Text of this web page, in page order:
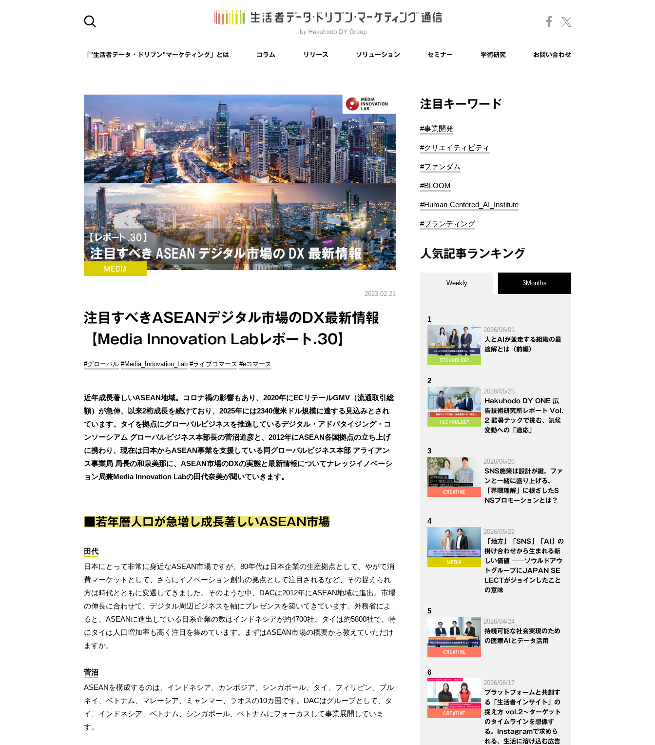
「"生活者データ・ドリブン"マーケティング」とは コラム リリース ソリューション セミナー 学術研究 お問い合わせ
2023.02.21
注目すべきASEANデジタル市場のDX最新情報
【Media Innovation Labレポート.30】
#グローバル #Media_Innovation_Lab #ライブコマース #eコマース
近年成長著しいASEAN地域。コロナ禍の影響もあり、2020年にECリテールGMV（流通取引総
額）が急伸、以来2桁成長を続けており、2025年には2340億米ドル規模に達する見込みとされ
ています。タイを拠点にグローバルビジネスを推進しているデジタル・アドバタイジング・コ
ンソーシアム グローバルビジネス本部長の菅沼道彦と、2012年にASEAN各国拠点の立ち上げ
に携わり、現在は日本からASEAN事業を支援している同グローバルビジネス本部 アライアン
ス事業局 局長の和泉美那に、ASEAN市場のDXの実態と最新情報についてナレッジイノベーシ
ョン局兼Media Innovation Labの田代奈美が聞いていきます。
■若年層人口が急増し成長著しいASEAN市場
田代
日本にとって非常に身近なASEAN市場ですが、80年代は日本企業の生産拠点として、やがて消
費マーケットとして、さらにイノベーション創出の拠点として注目されるなど、その捉えられ
方は時代とともに変遷してきました。そのような中、DACは2012年にASEAN地域に進出。市場
の伸長に合わせて、デジタル周辺ビジネスを軸にプレゼンスを築いてきています。外務省によ
ると、ASEANに進出している日系企業の数はインドネシアが約4700社、タイは約5800社で、特
にタイは人口増加率も高く注目を集めています。まずはASEAN市場の概要から教えていただけ
ますか。
菅沼
ASEANを構成するのは、インドネシア、カンボジア、シンガポール、タイ、フィリピン、ブル
ネイ、ベトナム、マレーシア、ミャンマー、ラオスの10カ国です。DACはグループとして、タ
イ、インドネシア、ベトナム、シンガポール、ベトナムにフォーカスして事業展開していま
す。
注目キーワード
#事業開発
#クリエイティビティ
#ファンダム
#BLOOM
#Human-Centered_AI_Institute
#ブランディング
人気記事ランキング
Weekly 3Months
1
2026/06/01
人とAIが並走する組織の最
適解とは（前編）
2
2026/05/25
Hakuhodo DY ONE 広
告技術研究所レポート Vol.
2 酷暑テックで挑む、気候
変動への「適応」
3
2026/06/26
SNS施策は設計が鍵。ファ
ンと一緒に盛り上げる、
「界隈理解」に根ざしたS
NSプロモーションとは？
4
2026/05/22
「地方」「SNS」「AI」の
掛け合わせから生まれる新
しい価値 ──ソウルドアウ
トグループにJAPAN SE
LECTがジョインしたこと
の意味
5
2026/04/24
持続可能な社会実現のため
の医療AIとデータ活用
6
2026/06/17
プラットフォームと共創す
る「生活者インサイト」の
捉え方 vol.2～ターゲット
のタイムラインを想像す
る。Instagramで求めら
れる、生活に溶け込む広告